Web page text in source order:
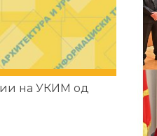
на УКИМ од